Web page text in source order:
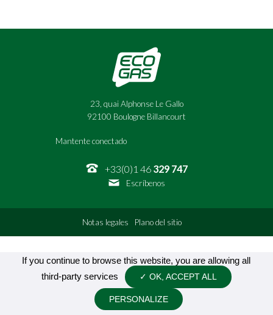
+33(0)1 46 329 747
Escríbenos
Mantente conectado
23, quai Alphonse Le Gallo
92100 Boulogne Billancourt
Notas legales Plano del sitio
If you continue to browse this website, you are allowing all
third-party services
✓ OK, ACCEPT ALL
PERSONALIZE